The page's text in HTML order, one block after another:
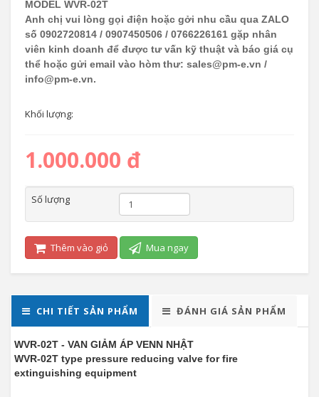
MODEL WVR-02T
Anh chị vui lòng gọi điện hoặc gởi nhu cầu qua ZALO
số 0902720814 / 0907450506 / 0766226161 gặp nhân
viên kinh doanh để được tư vấn kỹ thuật và báo giá cụ
thể hoặc gửi email vào hòm thư: sales@pm-e.vn /
info@pm-e.vn.
Khối lượng:
1.000.000 đ
Số lượng
Thêm vào giỏ Mua ngay
CHI TIẾT SẢN PHẨM ĐÁNH GIÁ SẢN PHẨM
WVR-02T - VAN GIẢM ÁP VENN NHẬT
WVR-02T type pressure reducing valve for fire
extinguishing equipment